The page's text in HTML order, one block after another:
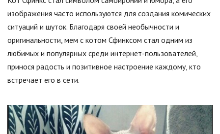
изображения часто используются для создания комических
ситуаций и шуток. Благодаря своей необычности и
оригинальности, мем с котом Сфинксом стал одним из
любимых и популярных среди интернет-пользователей,
принося радость и позитивное настроение каждому, кто
встречает его в сети.